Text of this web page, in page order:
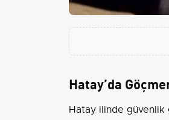
Hatay’da
Hatay ilinde güvenlik